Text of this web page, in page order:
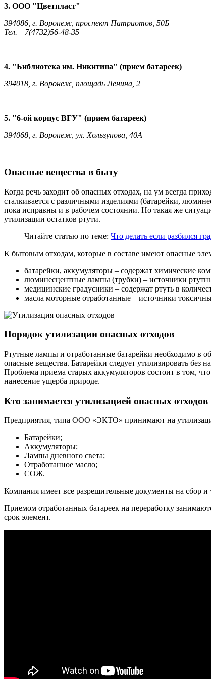
3. ООО "Цветпласт"
394086, г. Воронеж, проспект Патриотов, 50Б
Тел. +7(4732)56-48-35
4. "Библиотека им. Никитина" (прием батареек)
394018, г. Воронеж, площадь Ленина, 2
5. "6-ой корпус ВГУ" (прием батареек)
394068, г. Воронеж, ул. Хользунова, 40А
Опасные вещества в быту
Когда речь заходит об опасных отходах, на ум всегда
сталкивается с различными изделиями (батарейки,
пока исправны и в рабочем состоянии. Но такая же
утилизации остатков ртути.
Читайте статью по теме: Что делать если разбился
К бытовым отходам, которые в составе имеют опасные
батарейки, аккумуляторы – содержат химические
люминесцентные лампы (трубки) – источники
медицинские градусники – содержат ртуть в
масла моторные отработанные – источники
Порядок утилизации опасных отходов
Ртутные лампы и отработанные батарейки необходимо в
опасные вещества. Батарейки следует утилизировать
Проблема приема старых аккумуляторов состоит в том,
нанесение ущерба природе.
Кто занимается утилизацией опасных
Предприятия, типа ООО «ЭКТО» принимают на
Батарейки;
Аккумуляторы;
Лампы дневного света;
Отработанное масло;
СОЖ.
Компания имеет все разрешительные документы на сбор
Приемом отработанных батареек на переработку
срок элемент.